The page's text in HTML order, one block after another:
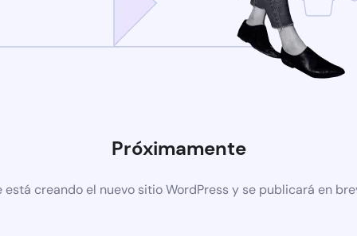
Próximamente
está creando el nuevo sitio WordPress y se publicará en